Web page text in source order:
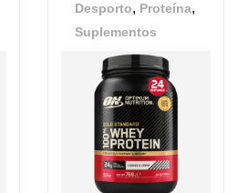
Desporto, Proteína,
Suplementos